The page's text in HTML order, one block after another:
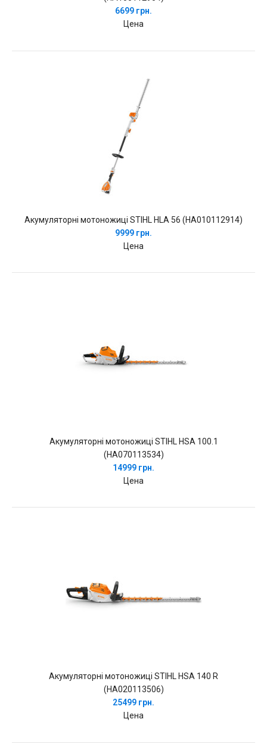
6699 грн.
Цена
Акумуляторні мотоножиці STIHL HLA 56 (HA010112914)
9999 грн.
Цена
Акумуляторні мотоножиці STIHL HSA 100.1
(HA070113534)
14999 грн.
Цена
Акумуляторні мотоножиці STIHL HSA 140 R
(HA020113506)
25499 грн.
Цена